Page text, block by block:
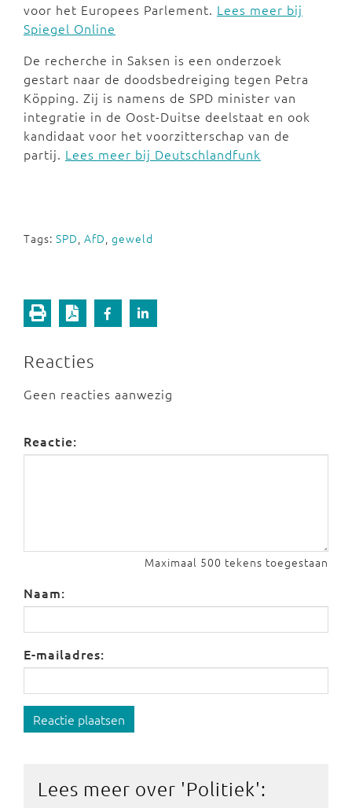
voor het Europees Parlement. Lees meer bij
Spiegel Online
De recherche in Saksen is een onderzoek
gestart naar de doodsbedreiging tegen Petra
Köpping. Zij is namens de SPD minister van
integratie in de Oost-Duitse deelstaat en ook
kandidaat voor het voorzitterschap van de
partij. Lees meer bij Deutschlandfunk
Tags: SPD, AfD, geweld
Reacties
Geen reacties aanwezig
Reactie:
Maximaal 500 tekens toegestaan
Naam:
E-mailadres:
Reactie plaatsen
Lees meer over 'Politiek':